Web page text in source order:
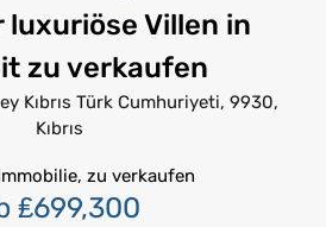
luxuriöse Villen in
zu verkaufen
Kıbrıs Türk Cumhuriyeti, 9930,
Kıbrıs
zu verkaufen
₤699,300